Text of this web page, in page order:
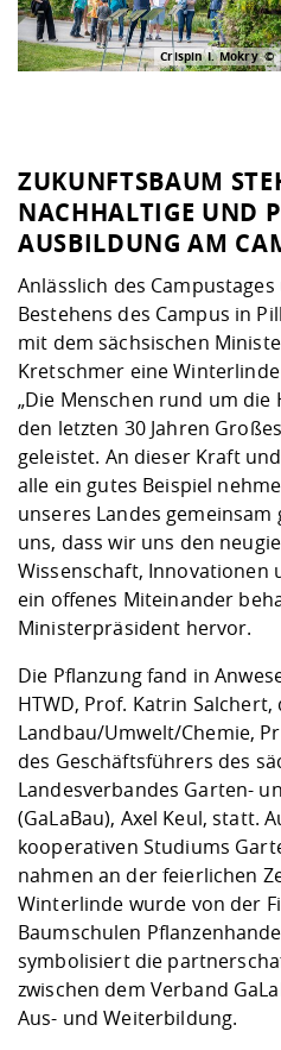
Crispin I. Mokry
ZUKUNFTSBAUM
NACHHALTIGE UND
AUSBILDUNG AM
Anlässlich des
Bestehens des Campus in
mit dem sächsischen
Kretschmer eine
„Die Menschen rund um die
den letzten 30 Jahren
geleistet. An dieser Kraft
alle ein gutes Beispiel
unseres Landes
uns, dass wir uns den
Wissenschaft, Innovationen
ein offenes Miteinander
Ministerpräsident hervor.
Die Pflanzung fand in
HTWD, Prof. Katrin
Landbau/Umwelt/Chemie,
des Geschäftsführers des
Landesverbandes Garten-
(GaLaBau), Axel Keul, statt.
kooperativen Studiums
nahmen an der feierlichen
Winterlinde wurde von der
Baumschulen
symbolisiert die
zwischen dem Verband
Aus- und Weiterbildung.